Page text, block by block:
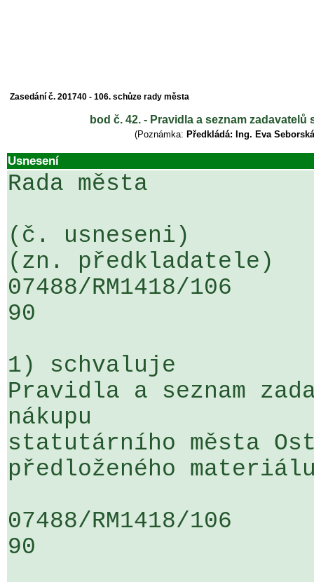
Zasedání č. 201740 - 106. schůze rady města
bod č. 42. - Pravidla a seznam
(Poznámka: Předkládá: Ing. Eva
Usnesení
Rada města
(č. usneseni)
(zn. předkladatele)
07488/RM1418/
90
1) schvaluje
Pravidla a seznam
nákupu
statutárního města
předloženého
07488/RM1418/
90